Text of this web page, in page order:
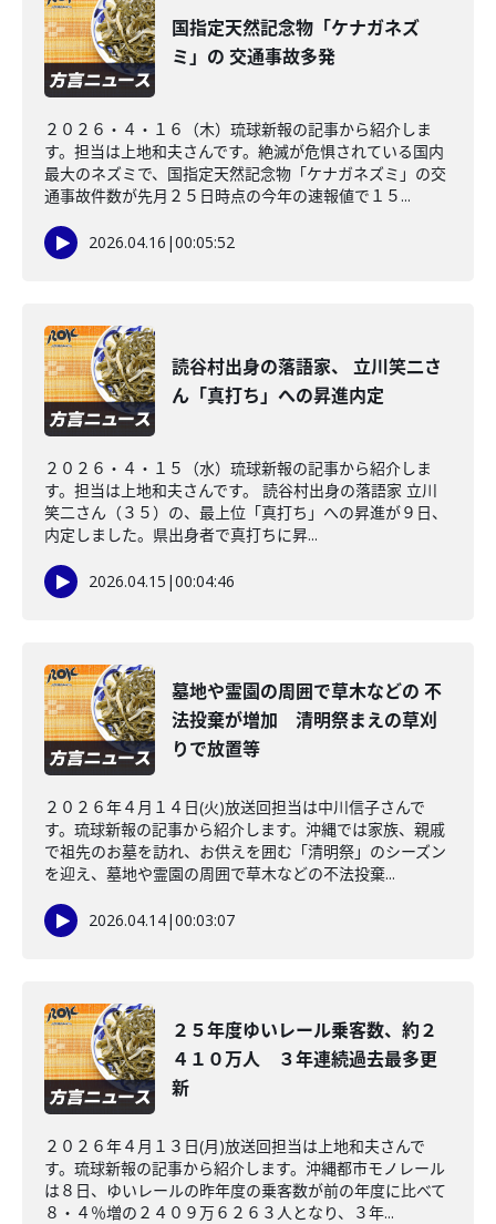
国指定天然記念物「ケナガネズ
ミ」の 交通事故多発
２０２６・４・１６（木）琉球新報の記事から紹介しま
す。担当は上地和夫さんです。絶滅が危惧されている国内
最大のネズミで、国指定天然記念物「ケナガネズミ」の交
通事故件数が先月２５日時点の今年の速報値で１５...
2026.04.16 |00:05:52
読谷村出身の落語家、 立川笑二さ
ん「真打ち」への昇進内定
２０２６・４・１５（水）琉球新報の記事から紹介しま
す。担当は上地和夫さんです。 読谷村出身の落語家 立川
笑二さん（３５）の、最上位「真打ち」への昇進が９日、
内定しました。県出身者で真打ちに昇...
2026.04.15 |00:04:46
墓地や霊園の周囲で草木などの 不
法投棄が増加 清明祭まえの草刈
りで放置等
２０２６年４月１４日(火)放送回担当は中川信子さんで
す。琉球新報の記事から紹介します。沖縄では家族、親戚
で祖先のお墓を訪れ、お供えを囲む「清明祭」のシーズン
を迎え、墓地や霊園の周囲で草木などの不法投棄...
2026.04.14|00:03:07
２５年度ゆいレール乗客数、約２
４１０万人 ３年連続過去最多更
新
２０２６年４月１３日(月)放送回担当は上地和夫さんで
す。琉球新報の記事から紹介します。沖縄都市モノレール
は８日、ゆいレールの昨年度の乗客数が前の年度に比べて
８・４％増の２４０９万６２６３人となり、３年...